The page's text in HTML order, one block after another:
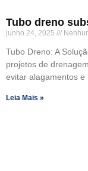
Tubo dreno
junho 24, 2025
Tubo Dreno: A
projetos de
evitar alagamentos
Leia Mais »